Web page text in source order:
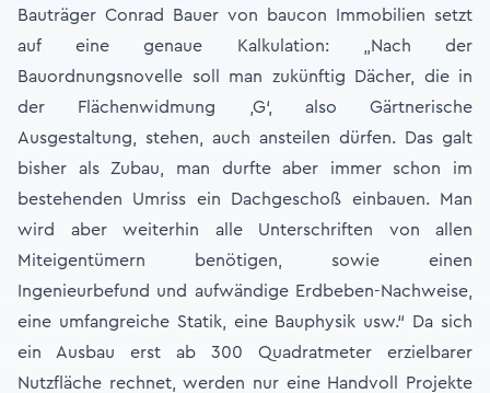
Bauträger Conrad Bauer von baucon Immobilien setzt
auf eine genaue Kalkulation: „Nach der
Bauordnungsnovelle soll man zukünftig Dächer, die in
der Flächenwidmung ‚G‘, also Gärtnerische
Ausgestaltung, stehen, auch ansteilen dürfen. Das galt
bisher als Zubau, man durfte aber immer schon im
bestehenden Umriss ein Dachgeschoß einbauen. Man
wird aber weiterhin alle Unterschriften von allen
Miteigentümern benötigen, sowie einen
Ingenieurbefund und aufwändige Erdbeben-Nachweise,
eine umfangreiche Statik, eine Bauphysik usw.“ Da sich
ein Ausbau erst ab 300 Quadratmeter erzielbarer
Nutzfläche rechnet, werden nur eine Handvoll Projekte